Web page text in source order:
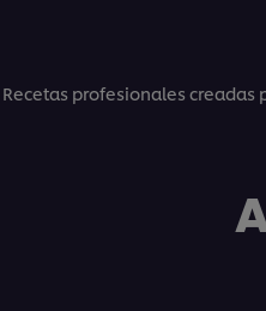
Recetas profesionales creadas